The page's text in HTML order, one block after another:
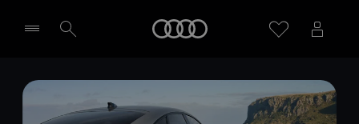
Händler wählen